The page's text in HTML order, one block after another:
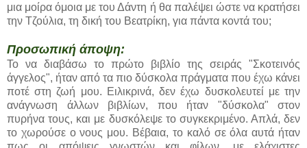
μια μοίρα όμοια με του Δάντη ή θα παλέψει ώστε να κρατήσει
την Τζούλια, τη δική του Βεατρίκη, για πάντα κοντά του;
Προσωπική άποψη:
Το να διαβάσω το πρώτο βιβλίο της σειράς "Σκοτεινός
άγγελος", ήταν από τα πιο δύσκολα πράγματα που έχω κάνει
ποτέ στη ζωή μου. Ειλικρινά, δεν έχω δυσκολευτεί με την
ανάγνωση άλλων βιβλίων, που ήταν "δύσκολα" στον
πυρήνα τους, και με δυσκόλεψε το συγκεκριμένο. Απλά, δεν
το χωρούσε ο νους μου. Βέβαια, το καλό σε όλα αυτά ήταν